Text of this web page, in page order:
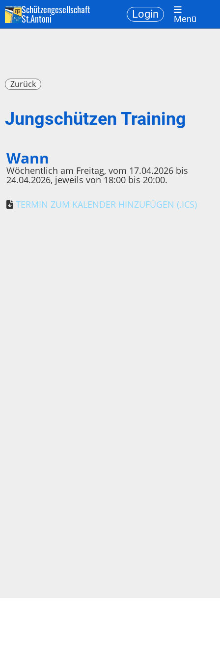
Schützengesellschaft
St.Antoni Login Menü
Zurück
Jungschützen Training
Wann
Wöchentlich am Freitag, vom 17.04.2026 bis
24.04.2026, jeweils von 18:00 bis 20:00.
TERMIN ZUM KALENDER HINZUFÜGEN (.ICS)